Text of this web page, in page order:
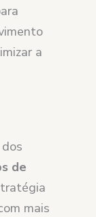
a
de
mais